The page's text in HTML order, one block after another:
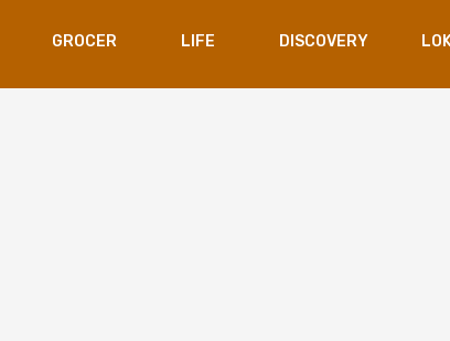
GROCER LIFE DISCOVERY